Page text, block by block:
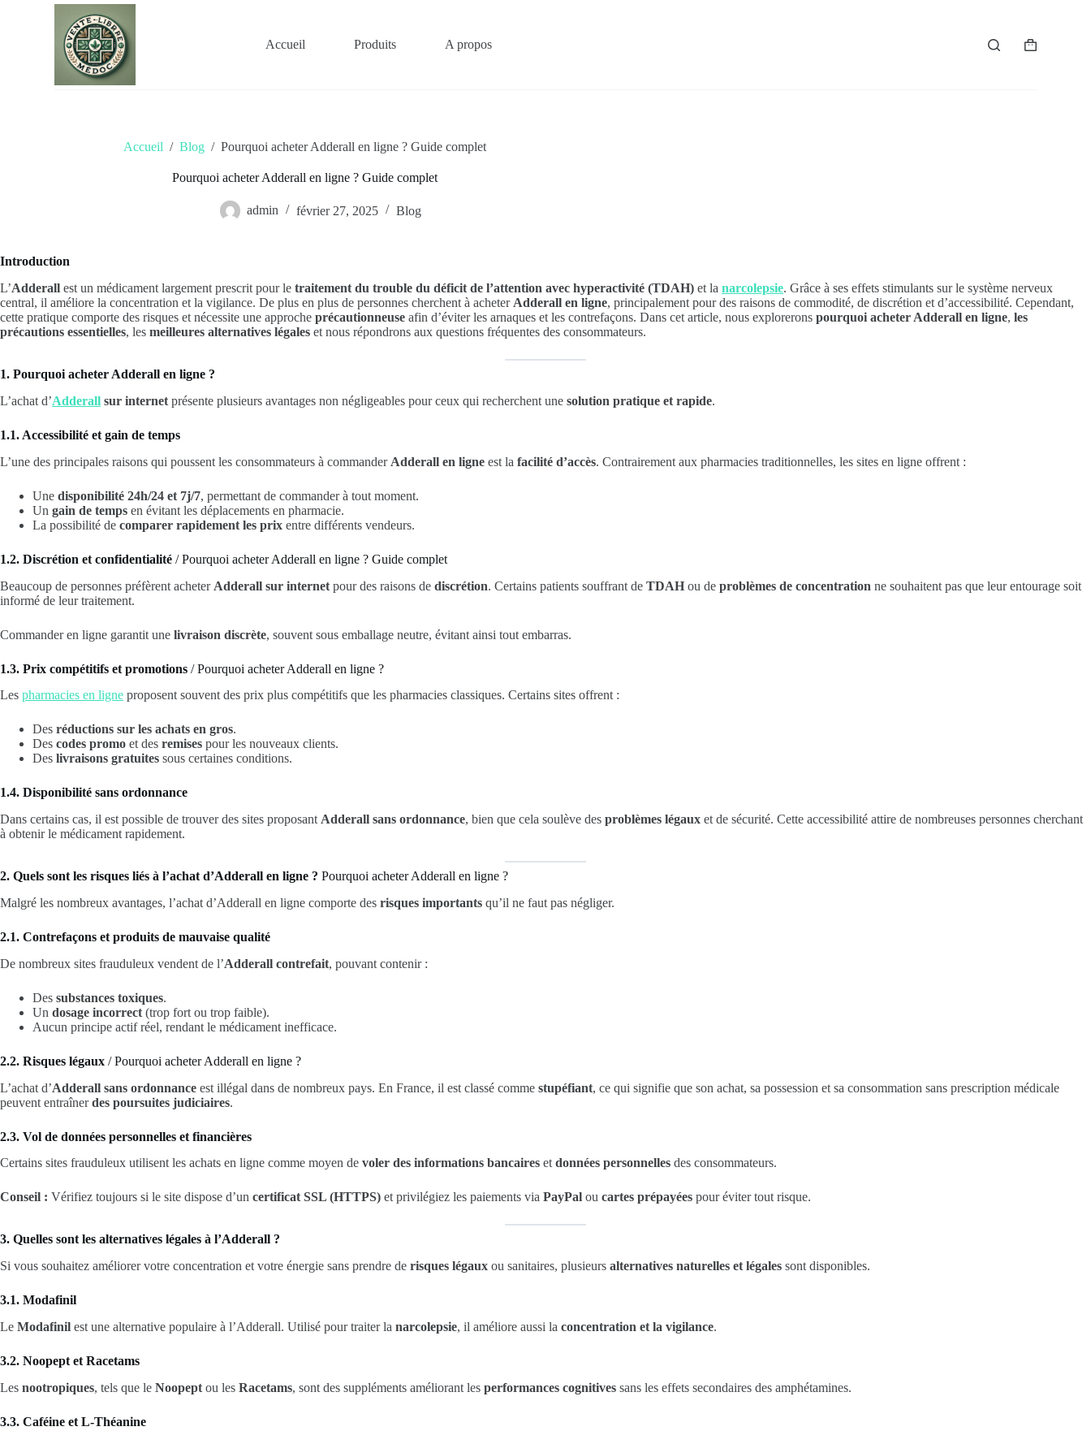
Accueil Produits A propos
Panier
Accueil / Blog / Pourquoi acheter Adderall en ligne ? Guide complet
Pourquoi acheter Adderall en ligne ? Guide complet
admin février 27, 2025 Blog
Introduction
L’Adderall est un médicament largement prescrit pour le traitement du trouble du déficit de l’attention avec hyperactivité (TDAH) et la narcolepsie. Grâce à ses effets stimulants sur le système nerveux
central, il améliore la concentration et la vigilance. De plus en plus de personnes cherchent à acheter Adderall en ligne, principalement pour des raisons de commodité, de discrétion et d’accessibilité. Cependant,
cette pratique comporte des risques et nécessite une approche précautionneuse afin d’éviter les arnaques et les contrefaçons. Dans cet article, nous explorerons pourquoi acheter Adderall en ligne, les
précautions essentielles, les meilleures alternatives légales et nous répondrons aux questions fréquentes des consommateurs.
1. Pourquoi acheter Adderall en ligne ?
L’achat d’Adderall sur internet présente plusieurs avantages non négligeables pour ceux qui recherchent une solution pratique et rapide.
1.1. Accessibilité et gain de temps
L’une des principales raisons qui poussent les consommateurs à commander Adderall en ligne est la facilité d’accès. Contrairement aux pharmacies traditionnelles, les sites en ligne offrent :
Une disponibilité 24h/24 et 7j/7, permettant de commander à tout moment.
Un gain de temps en évitant les déplacements en pharmacie.
La possibilité de comparer rapidement les prix entre différents vendeurs.
1.2. Discrétion et confidentialité / Pourquoi acheter Adderall en ligne ? Guide complet
Beaucoup de personnes préfèrent acheter Adderall sur internet pour des raisons de discrétion. Certains patients souffrant de TDAH ou de problèmes de concentration ne souhaitent pas que leur entourage soit
informé de leur traitement.
Commander en ligne garantit une livraison discrète, souvent sous emballage neutre, évitant ainsi tout embarras.
1.3. Prix compétitifs et promotions / Pourquoi acheter Adderall en ligne ?
Les pharmacies en ligne proposent souvent des prix plus compétitifs que les pharmacies classiques. Certains sites offrent :
Des réductions sur les achats en gros.
Des codes promo et des remises pour les nouveaux clients.
Des livraisons gratuites sous certaines conditions.
1.4. Disponibilité sans ordonnance
Dans certains cas, il est possible de trouver des sites proposant Adderall sans ordonnance, bien que cela soulève des problèmes légaux et de sécurité. Cette accessibilité attire de nombreuses personnes cherchant
à obtenir le médicament rapidement.
2. Quels sont les risques liés à l’achat d’Adderall en ligne ? Pourquoi acheter Adderall en ligne ?
Malgré les nombreux avantages, l’achat d’Adderall en ligne comporte des risques importants qu’il ne faut pas négliger.
2.1. Contrefaçons et produits de mauvaise qualité
De nombreux sites frauduleux vendent de l’Adderall contrefait, pouvant contenir :
Des substances toxiques.
Un dosage incorrect (trop fort ou trop faible).
Aucun principe actif réel, rendant le médicament inefficace.
2.2. Risques légaux / Pourquoi acheter Adderall en ligne ?
L’achat d’Adderall sans ordonnance est illégal dans de nombreux pays. En France, il est classé comme stupéfiant, ce qui signifie que son achat, sa possession et sa consommation sans prescription médicale
peuvent entraînerdes poursuites judiciaires.
2.3. Vol de données personnelles et financières
Certains sites frauduleux utilisent les achats en ligne comme moyen de voler des informations bancaires et données personnelles des consommateurs.
Conseil : Vérifiez toujours si le site dispose d’un certificat SSL (HTTPS) et privilégiez les paiements via PayPal ou cartes prépayées pour éviter tout risque.
3. Quelles sont les alternatives légales à l’Adderall ?
Si vous souhaitez améliorer votre concentration et votre énergie sans prendre de risques légaux ou sanitaires, plusieurs alternatives naturelles et légales sont disponibles.
3.1. Modafinil
Le Modafinil est une alternative populaire à l’Adderall. Utilisé pour traiter la narcolepsie, il améliore aussi la concentration et la vigilance.
3.2. Noopept et Racetams
Les nootropiques, tels que le Noopept ou les Racetams, sont des suppléments améliorant les performances cognitives sans les effets secondaires des amphétamines.
3.3. Caféine et L-Théanine